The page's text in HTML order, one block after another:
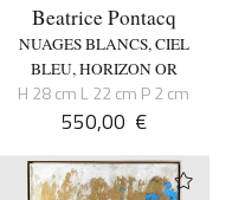
Beatrice Pontacq
NUAGES BLANCS, CIEL
BLEU, HORIZON OR
H 28 cm L 22 cm P 2 cm
550,00 €